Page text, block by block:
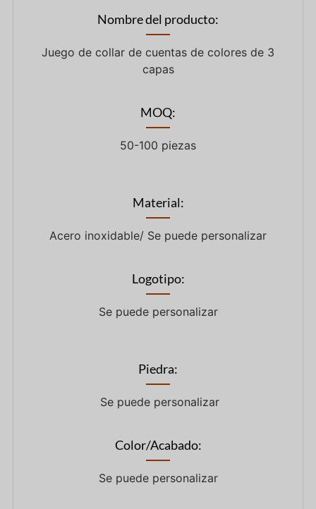
Nombre del producto:
Juego de collar de cuentas de colores de 3
capas
MOQ:
50-100 piezas
Material:
Acero inoxidable/ Se puede personalizar
Logotipo:
Se puede personalizar
Piedra:
Se puede personalizar
Color/Acabado:
Se puede personalizar